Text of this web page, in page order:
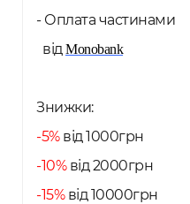
- Оплата частинами
відMonobank
Знижки:
-5%від 1000грн
-10%від 2000грн
-15%від 10000грн